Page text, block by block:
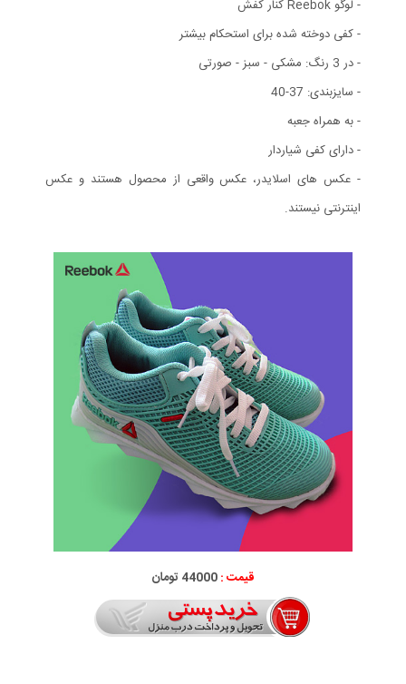
- لوگو Reebok کنار کفش
- کفی دوخته شده برای استحکام بیشتر
- در 3 رنگ: مشکی - سبز - صورتی
- سایزبندی: 37-40
- به همراه جعبه
- دارای کفی شیاردار
- عکس های اسلایدر، عکس واقعی از محصول هستند و عکس
اینترنتی نیستند.
قیمت :44000 تومان